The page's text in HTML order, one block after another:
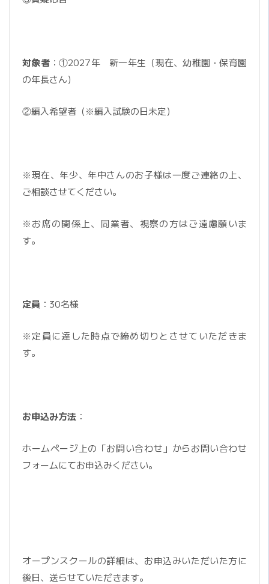
対象者：①2027年 新一年生（現在、幼稚園・保育園
の年長さん）
②編入希望者（※編入試験の日未定）
※現在、年少、年中さんのお子様は一度ご連絡の上、
ご相談させてください。
※お席の関係上、同業者、視察の方はご遠慮願いま
す。
定員 ：30名様
※定員に達した時点で締め切りとさせていただきま
す。
お申込み方法 ：
ホームページ上の「お問い合わせ」からお問い合わせ
フォームにてお申込みください。
オープンスクールの詳細は、お申込みいただいた方に
後日、送らせていただきます。